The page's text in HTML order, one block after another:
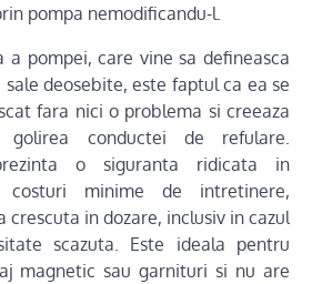
pompa nemodificandu-l.
pompei, care vine sa defineasca
deosebite, este faptul ca ea se
fara nici o problema si creeaza
golirea conductei de refulare.
o siguranta ridicata in
costuri minime de intretinere,
in dozare, inclusiv in cazul
scazuta. Este ideala pentru
magnetic sau garnituri si nu are